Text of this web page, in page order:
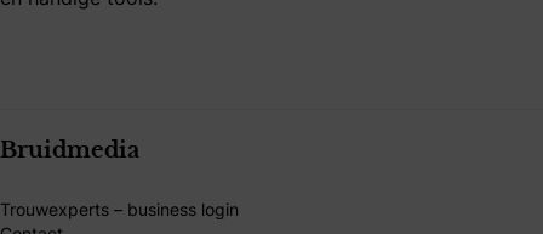
Bruidmedia
Trouwexperts – business login